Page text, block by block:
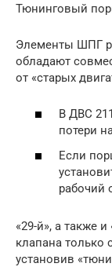
Тюнинговый
Элементы ШПГ
обладают
от «старых
В ДВС
потери
Если
рабочий
«29-й», а также и
клапана только
установив